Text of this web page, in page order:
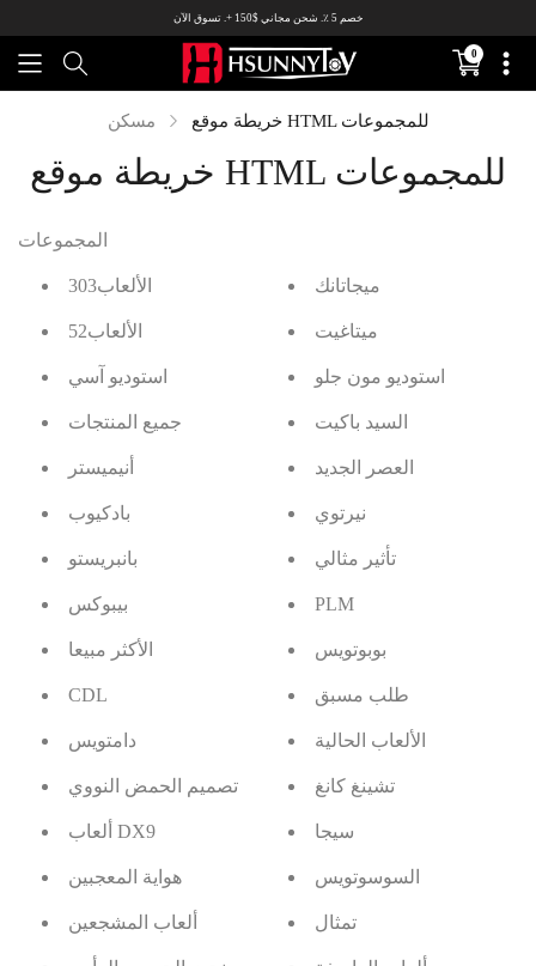
خصم 5 ٪. شحن مجاني $150 +. تسوق الآن
0
Translation
مسكن خريطة موقع HTML للمجموعات
خريطة موقع HTML للمجموعات
المجموعات
303الألعاب
52الألعاب
استوديو آسي
جميع المنتجات
أنيميستر
بادكيوب
بانبريستو
بيبوكس
الأكثر مبيعا
CDL
دامتويس
تصميم الحمض النووي
ألعاب DX9
هواية المعجبين
ألعاب المشجعين
ميجاتانك
ميتاغيت
استوديو مون جلو
السيد باكيت
العصر الجديد
نيرتوي
تأثير مثالي
PLM
بوبوتويس
طلب مسبق
الألعاب الحالية
تشينغ كانغ
سيجا
السوسوتويس
تمثال